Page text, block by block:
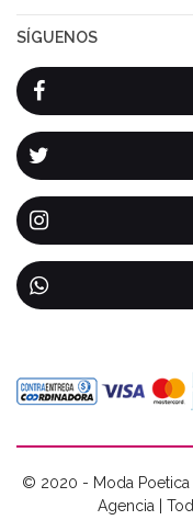
SÍGUENOS
© 2020 - Moda
Agencia |